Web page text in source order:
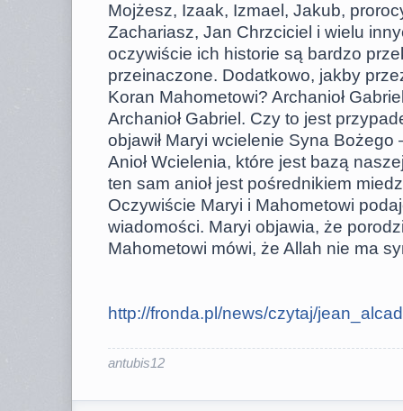
Mojżesz, Izaak, Izmael, Jakub,
Zachariasz, Jan Chrzciciel i wielu
oczywiście ich historie są bardzo
przeinaczone. Dodatkowo, jakby
Koran Mahometowi? Archanioł
Archanioł Gabriel. Czy to jest
objawił Maryi wcielenie Syna
Anioł Wcielenia, które jest bazą
ten sam anioł jest pośrednikiem
Oczywiście Maryi i Mahometowi
wiadomości. Maryi objawia, że
Mahometowi mówi, że Allah nie ma
http://fronda.pl/news/czytaj/
antubis12